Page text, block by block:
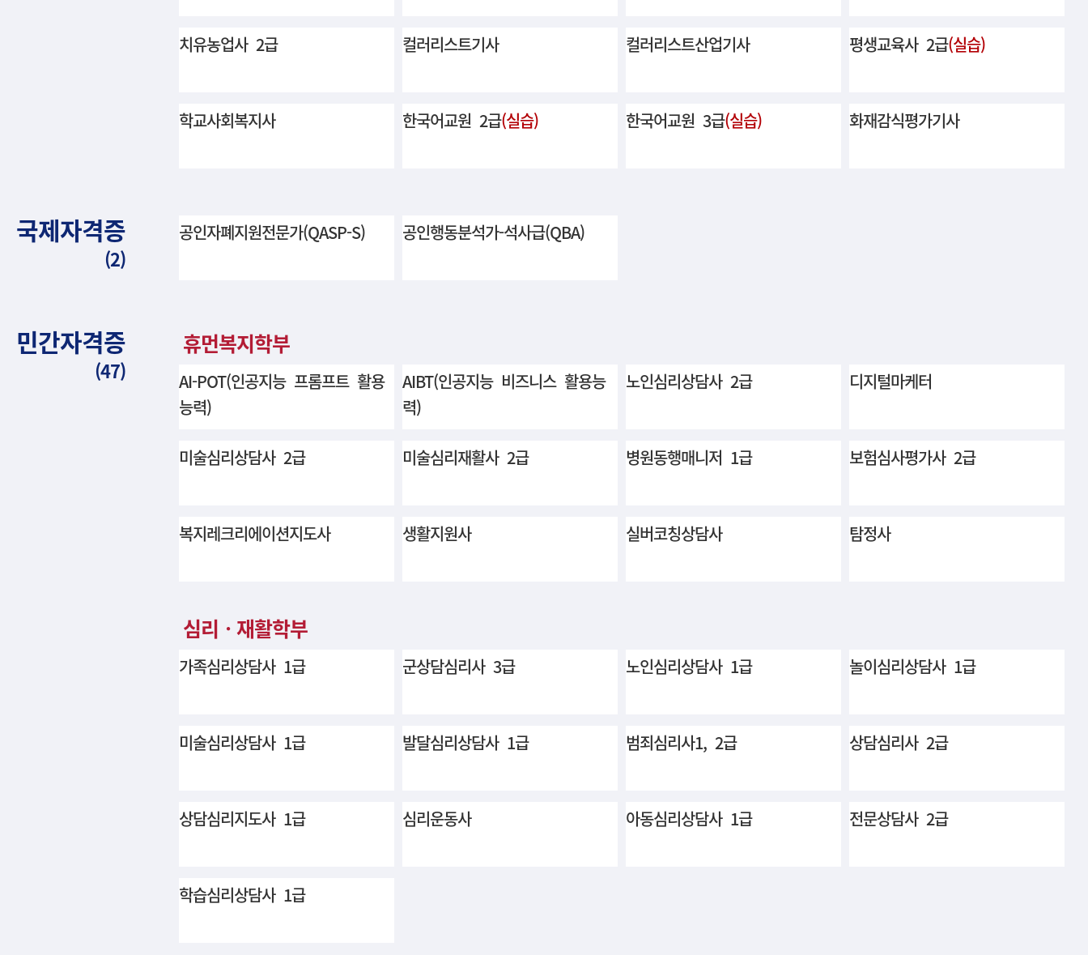
치유농업사 2급 컬러리스트기사 컬러리스트산업기사 평생교육사 2급(실습)
학교사회복지사 한국어교원 2급(실습) 한국어교원 3급(실습) 화재감식평가기사
국제자격증
(2)
공인자폐지원전문가(QASP-S) 공인행동분석가-석사급(QBA)
민간자격증
(47)
휴먼복지학부
AI-POT(인공지능 프롬프트 활용
능력)
AIBT(인공지능 비즈니스 활용능
력)
노인심리상담사 2급 디지털마케터
미술심리상담사 2급 미술심리재활사 2급 병원동행매니저 1급 보험심사평가사 2급
복지레크리에이션지도사 생활지원사 실버코칭상담사 탐정사
심리ㆍ재활학부
가족심리상담사 1급 군상담심리사 3급 노인심리상담사 1급 놀이심리상담사 1급
미술심리상담사 1급 발달심리상담사 1급 범죄심리사1, 2급 상담심리사 2급
상담심리지도사 1급 심리운동사 아동심리상담사 1급 전문상담사 2급
학습심리상담사 1급